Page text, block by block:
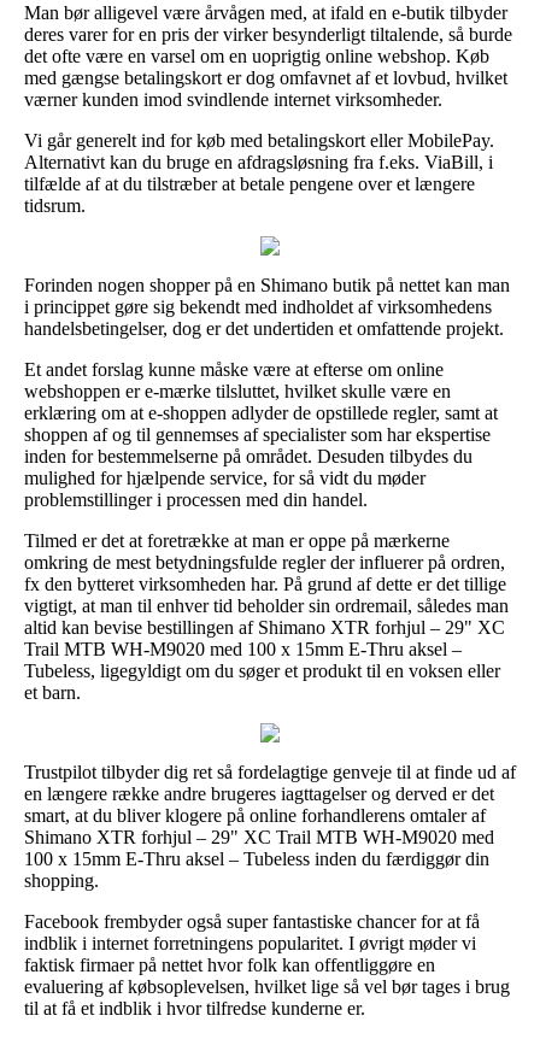
Man bør alligevel være årvågen med, at ifald en e-butik tilbyder
deres varer for en pris der virker besynderligt tiltalende, så burde
det ofte være en varsel om en uoprigtig online webshop. Køb
med gængse betalingskort er dog omfavnet af et lovbud, hvilket
værner kunden imod svindlende internet virksomheder.
Vi går generelt ind for køb med betalingskort eller MobilePay.
Alternativt kan du bruge en afdragsløsning fra f.eks. ViaBill, i
tilfælde af at du tilstræber at betale pengene over et længere
tidsrum.
Forinden nogen shopper på en Shimano butik på nettet kan man
i princippet gøre sig bekendt med indholdet af virksomhedens
handelsbetingelser, dog er det undertiden et omfattende projekt.
Et andet forslag kunne måske være at efterse om online
webshoppen er e-mærke tilsluttet, hvilket skulle være en
erklæring om at e-shoppen adlyder de opstillede regler, samt at
shoppen af og til gennemses af specialister som har ekspertise
inden for bestemmelserne på området. Desuden tilbydes du
mulighed for hjælpende service, for så vidt du møder
problemstillinger i processen med din handel.
Tilmed er det at foretrække at man er oppe på mærkerne
omkring de mest betydningsfulde regler der influerer på ordren,
fx den bytteret virksomheden har. På grund af dette er det tillige
vigtigt, at man til enhver tid beholder sin ordremail, således man
altid kan bevise bestillingen af Shimano XTR forhjul – 29" XC
Trail MTB WH-M9020 med 100 x 15mm E-Thru aksel –
Tubeless, ligegyldigt om du søger et produkt til en voksen eller
et barn.
Trustpilot tilbyder dig ret så fordelagtige genveje til at finde ud af
en længere række andre brugeres iagttagelser og derved er det
smart, at du bliver klogere på online forhandlerens omtaler af
Shimano XTR forhjul – 29" XC Trail MTB WH-M9020 med
100 x 15mm E-Thru aksel – Tubeless inden du færdiggør din
shopping.
Facebook frembyder også super fantastiske chancer for at få
indblik i internet forretningens popularitet. I øvrigt møder vi
faktisk firmaer på nettet hvor folk kan offentliggøre en
evaluering af købsoplevelsen, hvilket lige så vel bør tages i brug
til at få et indblik i hvor tilfredse kunderne er.